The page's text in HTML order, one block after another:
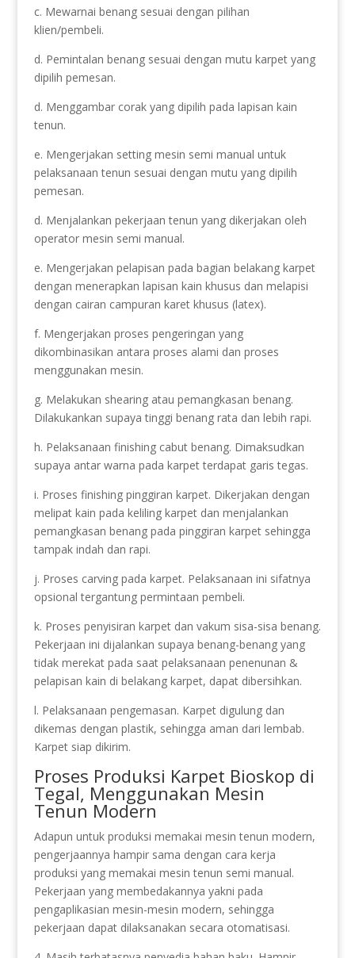
c. Mewarnai benang sesuai dengan pilihan
klien/pembeli.
d. Pemintalan benang sesuai dengan mutu karpet yang
dipilih pemesan.
d. Menggambar corak yang dipilih pada lapisan kain
tenun.
e. Mengerjakan setting mesin semi manual untuk
pelaksanaan tenun sesuai dengan mutu yang dipilih
pemesan.
d. Menjalankan pekerjaan tenun yang dikerjakan oleh
operator mesin semi manual.
e. Mengerjakan pelapisan pada bagian belakang karpet
dengan menerapkan lapisan kain khusus dan melapisi
dengan cairan campuran karet khusus (latex).
f. Mengerjakan proses pengeringan yang
dikombinasikan antara proses alami dan proses
menggunakan mesin.
g. Melakukan shearing atau pemangkasan benang.
Dilakukankan supaya tinggi benang rata dan lebih rapi.
h. Pelaksanaan finishing cabut benang. Dimaksudkan
supaya antar warna pada karpet terdapat garis tegas.
i. Proses finishing pinggiran karpet. Dikerjakan dengan
melipat kain pada keliling karpet dan menjalankan
pemangkasan benang pada pinggiran karpet sehingga
tampak indah dan rapi.
j. Proses carving pada karpet. Pelaksanaan ini sifatnya
opsional tergantung permintaan pembeli.
k. Proses penyisiran karpet dan vakum sisa-sisa benang.
Pekerjaan ini dijalankan supaya benang-benang yang
tidak merekat pada saat pelaksanaan penenunan &
pelapisan kain di belakang karpet, dapat dibersihkan.
l. Pelaksanaan pengemasan. Karpet digulung dan
dikemas dengan plastik, sehingga aman dari lembab.
Karpet siap dikirim.
Proses Produksi Karpet Bioskop di
Tegal, Menggunakan Mesin
Tenun Modern
Adapun untuk produksi memakai mesin tenun modern,
pengerjaannya hampir sama dengan cara kerja
produksi yang memakai mesin tenun semi manual.
Pekerjaan yang membedakannya yakni pada
pengaplikasian mesin-mesin modern, sehingga
pekerjaan dapat dilaksanakan secara otomatisasi.